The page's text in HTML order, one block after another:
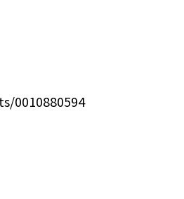
0010880594